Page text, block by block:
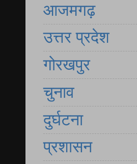
आजमगढ़
उत्तर प्रदेश
गोरखपुर
चुनाव
दुर्घटना
प्रशासन